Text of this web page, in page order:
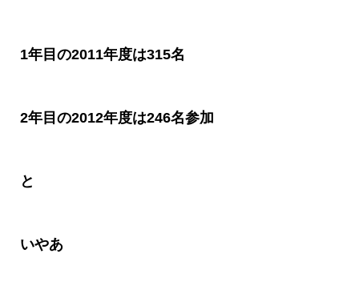
1年目の2011年度は315名
2年目の2012年度は246名参加
と
いやあ